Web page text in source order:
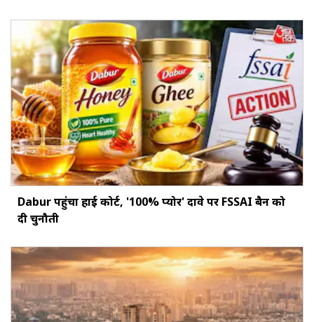
Dabur पहुंचा हाई कोर्ट, '100% प्योर' दावे पर FSSAI बैन को
दी चुनौती